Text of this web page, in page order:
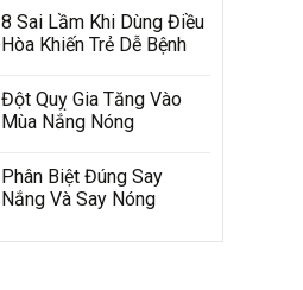
8 Sai Lầm Khi Dùng Điều
Hòa Khiến Trẻ Dễ Bệnh
Đột Quỵ Gia Tăng Vào
Mùa Nắng Nóng
Phân Biệt Đúng Say
Nắng Và Say Nóng